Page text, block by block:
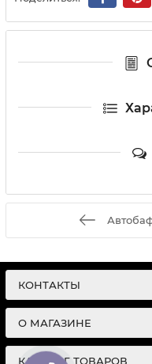
КОНТАКТЫ
О МАГАЗИНЕ
КАТАЛОГ ТОВАРОВ